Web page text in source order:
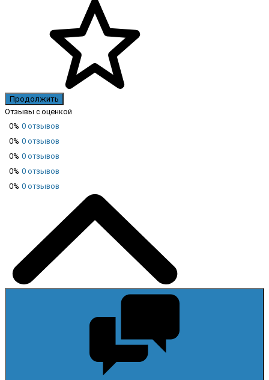
Продолжить
Отзывы с оценкой
0% 0 отзывов
0% 0 отзывов
0% 0 отзывов
0% 0 отзывов
0% 0 отзывов